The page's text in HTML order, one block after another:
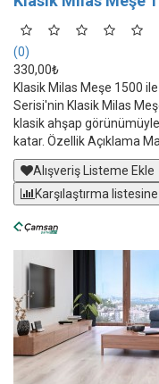
(0)
330,00₺
Klasik Milas Meşe 1500
Serisi'nin Klasik Milas
klasik ahşap
katar. Özellik Açıklama
Alışveriş Listeme Ekle
Karşılaştırma